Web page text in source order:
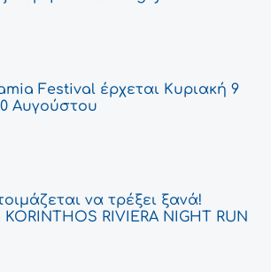
Festival έρχεται Κυριακή 9
Αυγούστου
να τρέξει ξανά!
RIVIERA NIGHT RUN